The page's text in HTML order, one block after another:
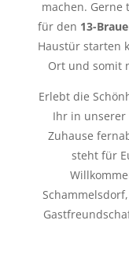
machen. Gerne
für den 13-
Haustür starten
Ort und somit
Erlebt die
Ihr in unserer
Zuhause
steht für